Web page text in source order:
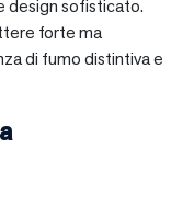
design sofisticato.
forte ma
di fumo distintiva e